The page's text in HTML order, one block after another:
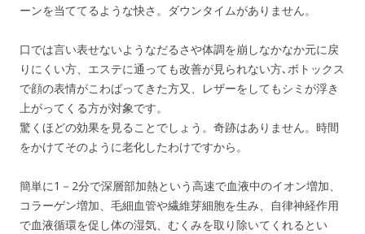
ーンを当ててるような快さ。ダウンタイムがありません。
口では言い表せないようなだるさや体調を崩しなかなか元に戻
りにくい方、エステに通っても改善が見られない方､ボトックス
で顔の表情がこわばってきた方又、レザーをしてもシミが浮き
上がってくる方が対象です。
驚くほどの効果を見ることでしょう。奇跡はありません。時間
をかけてそのように老化したわけですから。
簡単に1－2分で深層部加熱という高速で血液中のイオン増加、
コラーゲン増加、毛細血管や繊維芽細胞を生み、自律神経作用
で血液循環を促し体の湿気、むくみを取り除いてくれるとい